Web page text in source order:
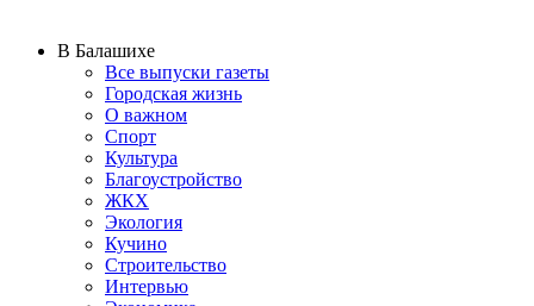
В Балашихе
Все выпуски газеты
Городская жизнь
О важном
Спорт
Культура
Благоустройство
ЖКХ
Экология
Кучино
Строительство
Интервью